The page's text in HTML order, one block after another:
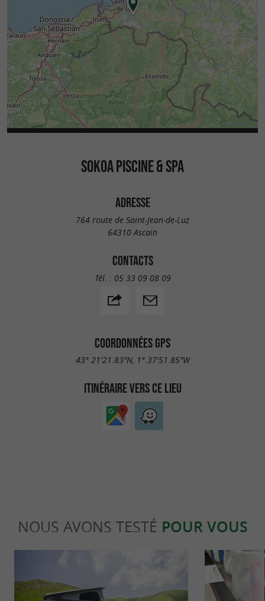
SOKOA PISCINE & SPA
ADRESSE
764 route de Saint-Jean-de-Luz
64310 Ascain
CONTACTS
Tél. : 05 33 09 08 09
COORDONNÉES GPS
43° 21'21.83"N, 1° 37'51.85"W
ITINÉRAIRE VERS CE LIEU
NOUS AVONS TESTÉ POUR VOUS